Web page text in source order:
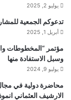
يوليو 2, 2025
تدعوكم الجمعية
أبريل 1, 2025
مؤتمر “المخطوطات
وسبل الاستفادة منها
يوليو 9, 2024
محاضرة دولية في مجال
الارشيف العثماني